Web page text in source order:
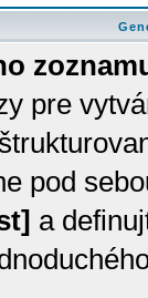
pre
pod
a